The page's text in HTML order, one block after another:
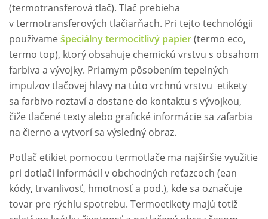
(termotransferová tlač). Tlač prebieha
v termotransferových tlačiarňach. Pri tejto technológii
používamešpeciálny termocitlivý papier(termo eco,
termo top), ktorý obsahuje chemickú vrstvu s obsahom
farbiva a vývojky. Priamym pôsobením tepelných
impulzov tlačovej hlavy na túto vrchnú vrstvu etikety
sa farbivo roztaví a dostane do kontaktu s vývojkou,
čiže tlačené texty alebo grafické informácie sa zafarbia
na čierno a vytvorí sa výsledný obraz.
Potlač etikiet pomocou termotlače ma najširšie využitie
pri dotlači informácií v obchodných reťazcoch (ean
kódy, trvanlivosť, hmotnosť a pod.), kde sa označuje
tovar pre rýchlu spotrebu. Termoetikety majú totiž